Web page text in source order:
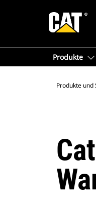
Produkte
Produkte und